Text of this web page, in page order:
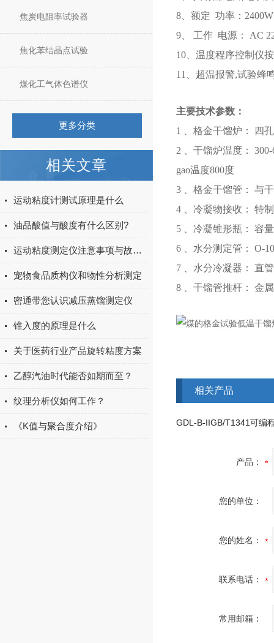
焦炭电阻率试验器
焦化苯结晶点试验
煤化工气体色谱仪
更多分类
相关文章
运动粘度计测试原理是什么
油品酸值与酸度有什么区别?
运动粘度测定仪注意事项与故障排除和解决方法
宠物食品质构仪和物性分析测定
密通带您认识减压蒸馏测定仪
锥入度的原理是什么
关于医药行业产品旋转粘度方案
乙醇汽油时代能否如期而至？
纹理分析仪如何工作？
《K值与聚合度介绍》
8、额定 功率：
9、 工作 电源： AC
10、温度程序控制仪
11、超温报警,试验蜂
主要技术参数：
1 、格金干馏炉： 四
2 、干馏炉温度：
gao温度800度
3 、格金干馏管： 与
4 、冷凝物接收： 特
5 、冷凝锥形瓶： 容
6 、水分测定管： O-
7 、水分冷凝器： 直
8 、干馏管推杆： 金
相关产品
产品：
您的单位：
您的姓名：
联系电话：
常用邮箱：